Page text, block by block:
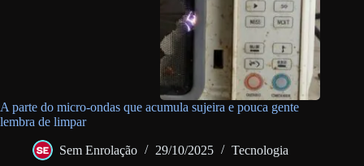
A parte do micro-ondas que acumula sujeira e pouca gente
lembra de limpar
Sem Enrolação 29/10/2025 Tecnologia